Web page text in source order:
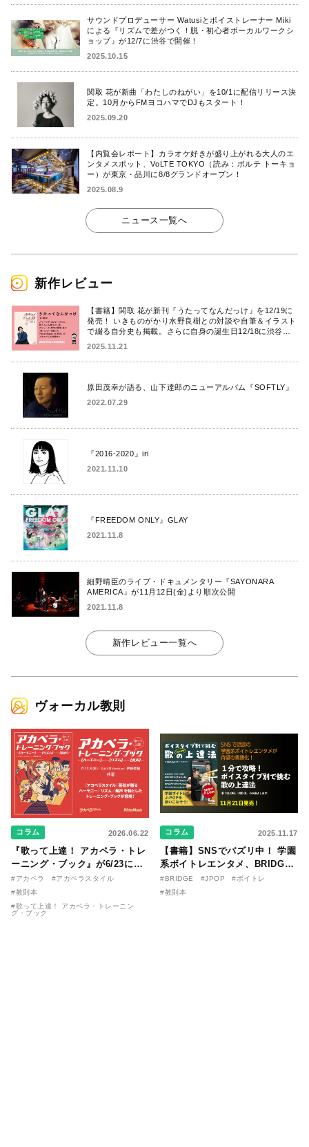
サウンドプロデューサー Watusiとボイストレーナー Miki
による『リズムで差がつく！脱・初心者ボーカルワークシ
ョップ』が12/7に渋谷で開催！
2025.10.15
関取 花が新曲「わたしのねがい」を10/1に配信リリース決
定。10月からFMヨコハマでDJもスタート！
2025.09.20
【内覧会レポート】カラオケ好きが盛り上がれる大人のエ
ンタメスポット、VoLTE TOKYO（読み：ボルテ トーキョ
ー）が東京・品川に8/8グランドオープン！
2025.08.9
ニュース一覧へ
新作レビュー
【書籍】関取 花が新刊『うたってなんだっけ』を12/19に
発売！ いきものがかり水野良樹との対談や自筆＆イラスト
で綴る自分史も掲載。さらに自身の誕生日12/18に渋谷で
2025.11.21
原田茂幸が語る、山下達郎のニューアルバム『SOFTLY』
2022.07.29
『2016-2020』iri
2021.11.10
『FREEDOM ONLY』GLAY
2021.11.8
細野晴臣のライブ・ドキュメンタリー『SAYONARA
AMERICA』が11月12日(金)より順次公開
2021.11.8
新作レビュー一覧へ
ヴォーカル教則
コラム 2026.06.22
『歌って上達！ アカペラ・トレ
ーニング・ブック』が6/23に発
売！ 課題曲音源・音取り用アプ
リを公開。
#アカペラ
#アカペラスタイル
#教則本
#歌って上達！ アカペラ・トレーニン
グ・ブック
コラム 2025.11.17
【書籍】SNSでバズリ中！ 学園
系ボイトレエンタメ、BRIDGE
が届ける教則本『１分で攻略！
ボイスタイプ別で挑む歌の上達
#BRIDGE #JPOP
#ボイトレ
#教則本